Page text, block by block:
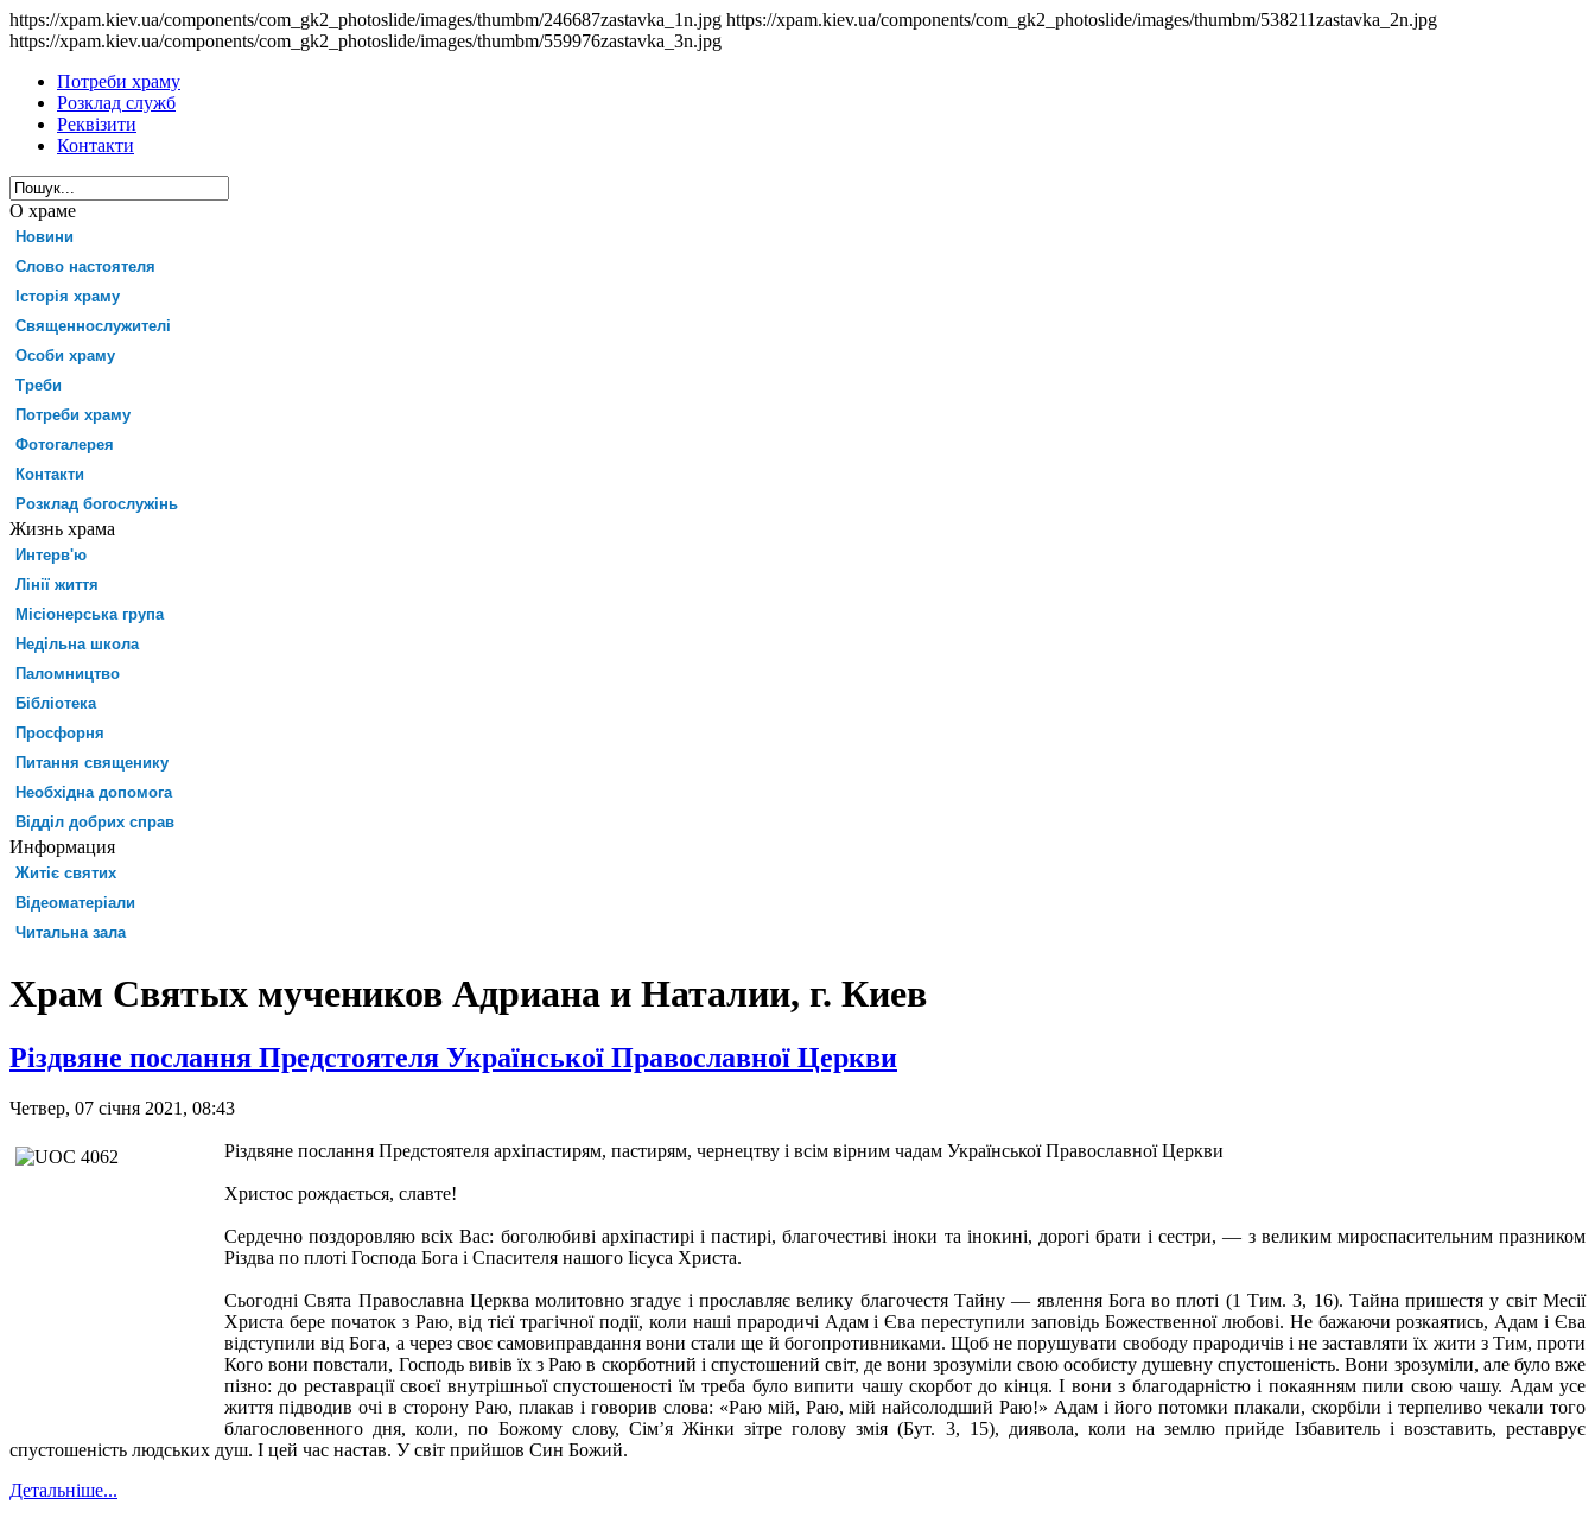
https://xpam.kiev.ua/components/com_gk2_photoslide/images/thumbm/246687zastavka_1n.jpg https://xpam.kiev.ua/components/com_gk2_photoslide/images/thumbm/538211zastavka_2n.jpg
https://xpam.kiev.ua/components/com_gk2_photoslide/images/thumbm/559976zastavka_3n.jpg
Потреби храму
Розклад служб
Реквізити
Контакти
О храме
Новини
Слово настоятеля
Історія храму
Священнослужителі
Особи храму
Треби
Потреби храму
Фотогалерея
Контакти
Розклад богослужінь
Жизнь храма
Интерв'ю
Лінії життя
Місіонерська група
Недільна школа
Паломництво
Бібліотека
Просфорня
Питання священику
Необхідна допомога
Відділ добрих справ
Информация
Житіє святих
Відеоматеріали
Читальна зала
Храм Святых мучеников Адриана и Наталии, г. Киев
Різдвяне послання Предстоятеля Української Православної Церкви
Четвер, 07 січня 2021, 08:43
Різдвяне послання Предстоятеля архіпастирям, пастирям, чернецтву і всім вірним чадам Української Православної Церкви
Христос рождається, славте!
Сердечно поздоровляю всіх Вас: боголюбиві архіпастирі і пастирі, благочестиві іноки та інокині, дорогі брати і сестри, — з великим мироспасительним празником
Різдва по плоті Господа Бога і Спасителя нашого Іісуса Христа.
Сьогодні Свята Православна Церква молитовно згадує і прославляє велику благочестя Тайну — явлення Бога во плоті (1 Тим. 3, 16). Тайна пришестя у світ Месії
Христа бере початок з Раю, від тієї трагічної події, коли наші прародичі Адам і Єва переступили заповідь Божественної любові. Не бажаючи розкаятись, Адам і Єва
відступили від Бога, а через своє самовиправдання вони стали ще й богопротивниками. Щоб не порушувати свободу прародичів і не заставляти їх жити з Тим, проти
Кого вони повстали, Господь вивів їх з Раю в скорботний і спустошений світ, де вони зрозуміли свою особисту душевну спустошеність. Вони зрозуміли, але було вже
пізно: до реставрації своєї внутрішньої спустошеності їм треба було випити чашу скорбот до кінця. І вони з благодарністю і покаянням пили свою чашу. Адам усе
життя підводив очі в сторону Раю, плакав і говорив слова: «Раю мій, Раю, мій найсолодший Раю!» Адам і його потомки плакали, скорбіли і терпеливо чекали того
благословенного дня, коли, по Божому слову, Сім’я Жінки зітре голову змія (Бут. 3, 15), диявола, коли на землю прийде Ізбавитель і возставить, реставрує
спустошеність людських душ. І цей час настав. У світ прийшов Син Божий.
Детальніше...